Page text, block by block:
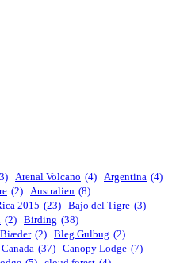
Arenal Volcano (4) Argentina (4)
(2) Australien (8)
2015 (23) Bajo del Tigre (3)
(2) Birding (38)
Biæder (2) Bleg Gulbug (2)
Canada (37) Canopy Lodge (7)